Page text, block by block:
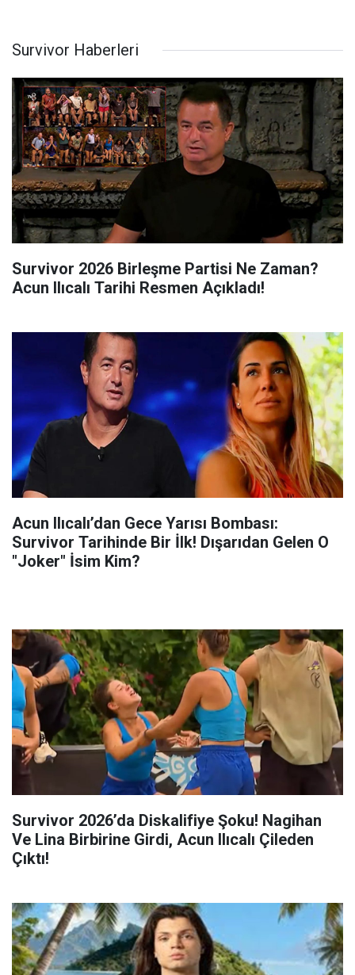
Survivor Haberleri
Survivor 2026 Birleşme Partisi Ne Zaman?
Acun Ilıcalı Tarihi Resmen Açıkladı!
Acun Ilıcalı’dan Gece Yarısı Bombası:
Survivor Tarihinde Bir İlk! Dışarıdan Gelen O
"Joker" İsim Kim?
Survivor 2026’da Diskalifiye Şoku! Nagihan
Ve Lina Birbirine Girdi, Acun Ilıcalı Çileden
Çıktı!